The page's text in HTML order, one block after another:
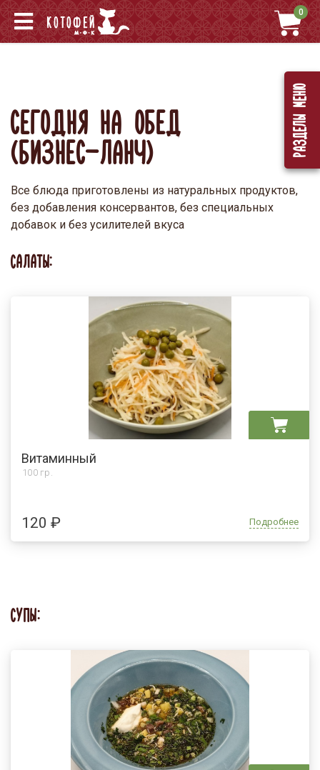
0
Разделы меню
СЕГОДНЯ НА ОБЕД
(БИЗНЕС-ЛАНЧ)
Все блюда приготовлены из натуральных продуктов,
без добавления консервантов, без специальных
добавок и без усилителей вкуса
САЛАТЫ:
Витаминный
100 гр.
120 ₽ Подробнее
СУПЫ: